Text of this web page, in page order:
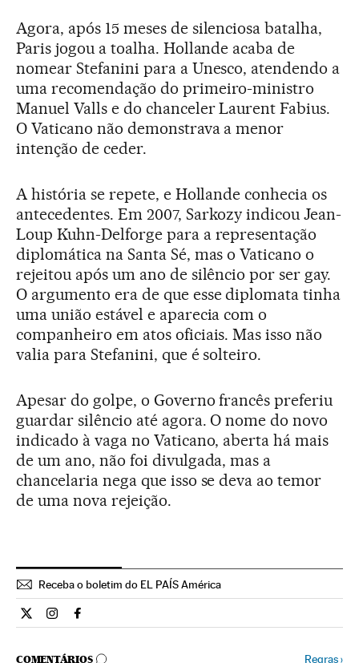
Agora, após 15 meses de silenciosa batalha,
Paris jogou a toalha. Hollande acaba de
nomear Stefanini para a Unesco, atendendo a
uma recomendação do primeiro-ministro
Manuel Valls e do chanceler Laurent Fabius.
O Vaticano não demonstrava a menor
intenção de ceder.
A história se repete, e Hollande conhecia os
antecedentes. Em 2007, Sarkozy indicou Jean-
Loup Kuhn-Delforge para a representação
diplomática na Santa Sé, mas o Vaticano o
rejeitou após um ano de silêncio por ser gay.
O argumento era de que esse diplomata tinha
uma união estável e aparecia com o
companheiro em atos oficiais. Mas isso não
valia para Stefanini, que é solteiro.
Apesar do golpe, o Governo francês preferiu
guardar silêncio até agora. O nome do novo
indicado à vaga no Vaticano, aberta há mais
de um ano, não foi divulgada, mas a
chancelaria nega que isso se deva ao temor
de uma nova rejeição.
Receba o boletim do EL PAÍS América
Internacional El País Brasil en Twitter
Internacional El País Brasil en Instagram
Internacional El País Brasil en Facebook
COMENTÁRIOS Regras›